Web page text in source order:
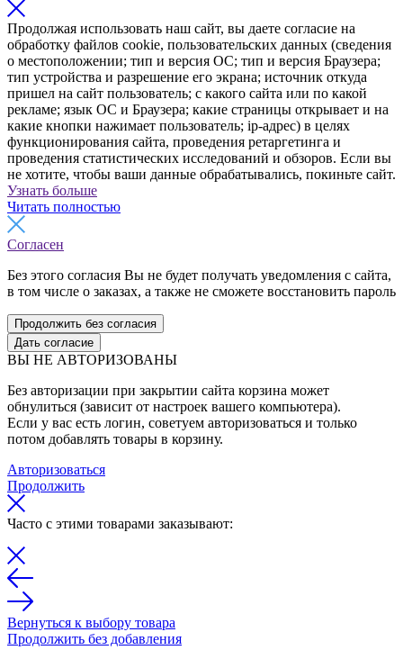
Продолжая использовать наш сайт, вы даете согласие на
обработку файлов cookie, пользовательских данных (сведения
о местоположении; тип и версия ОС; тип и версия Браузера;
тип устройства и разрешение его экрана; источник откуда
пришел на сайт пользователь; с какого сайта или по какой
рекламе; язык ОС и Браузера; какие страницы открывает и на
какие кнопки нажимает пользователь; ip-адрес) в целях
функционирования сайта, проведения ретаргетинга и
проведения статистических исследований и обзоров. Если вы
не хотите, чтобы ваши данные обрабатывались, покиньте сайт.
Узнать больше
Читать полностью
Согласен
Без этого согласия Вы не будет получать уведомления с сайта,
в том числе о заказах, а также не сможете восстановить пароль
Продолжить без согласия
Дать согласие
ВЫ НЕ АВТОРИЗОВАНЫ
Без авторизации при закрытии сайта корзина может
обнулиться (зависит от настроек вашего компьютера).
Если у вас есть логин, советуем авторизоваться и только
потом добавлять товары в корзину.
Авторизоваться
Продолжить
Часто с этими товарами заказывают:
Вернуться к выбору товара
Продолжить без добавления